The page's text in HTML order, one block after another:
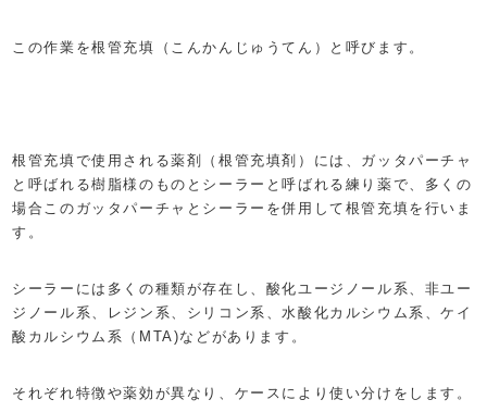
この作業を根管充填（こんかんじゅうてん）と呼びます。
根管充填で使用される薬剤（根管充填剤）には、ガッタパーチャ
と呼ばれる樹脂様のものとシーラーと呼ばれる練り薬で、多くの
場合このガッタパーチャとシーラーを併用して根管充填を行いま
す。
シーラーには多くの種類が存在し、酸化ユージノール系、非ユー
ジノール系、レジン系、シリコン系、水酸化カルシウム系、ケイ
酸カルシウム系（MTA)などがあります。
それぞれ特徴や薬効が異なり、ケースにより使い分けをします。